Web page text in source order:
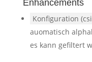
Enhancements
Konfiguration
auomatisch
es kann gefiltert